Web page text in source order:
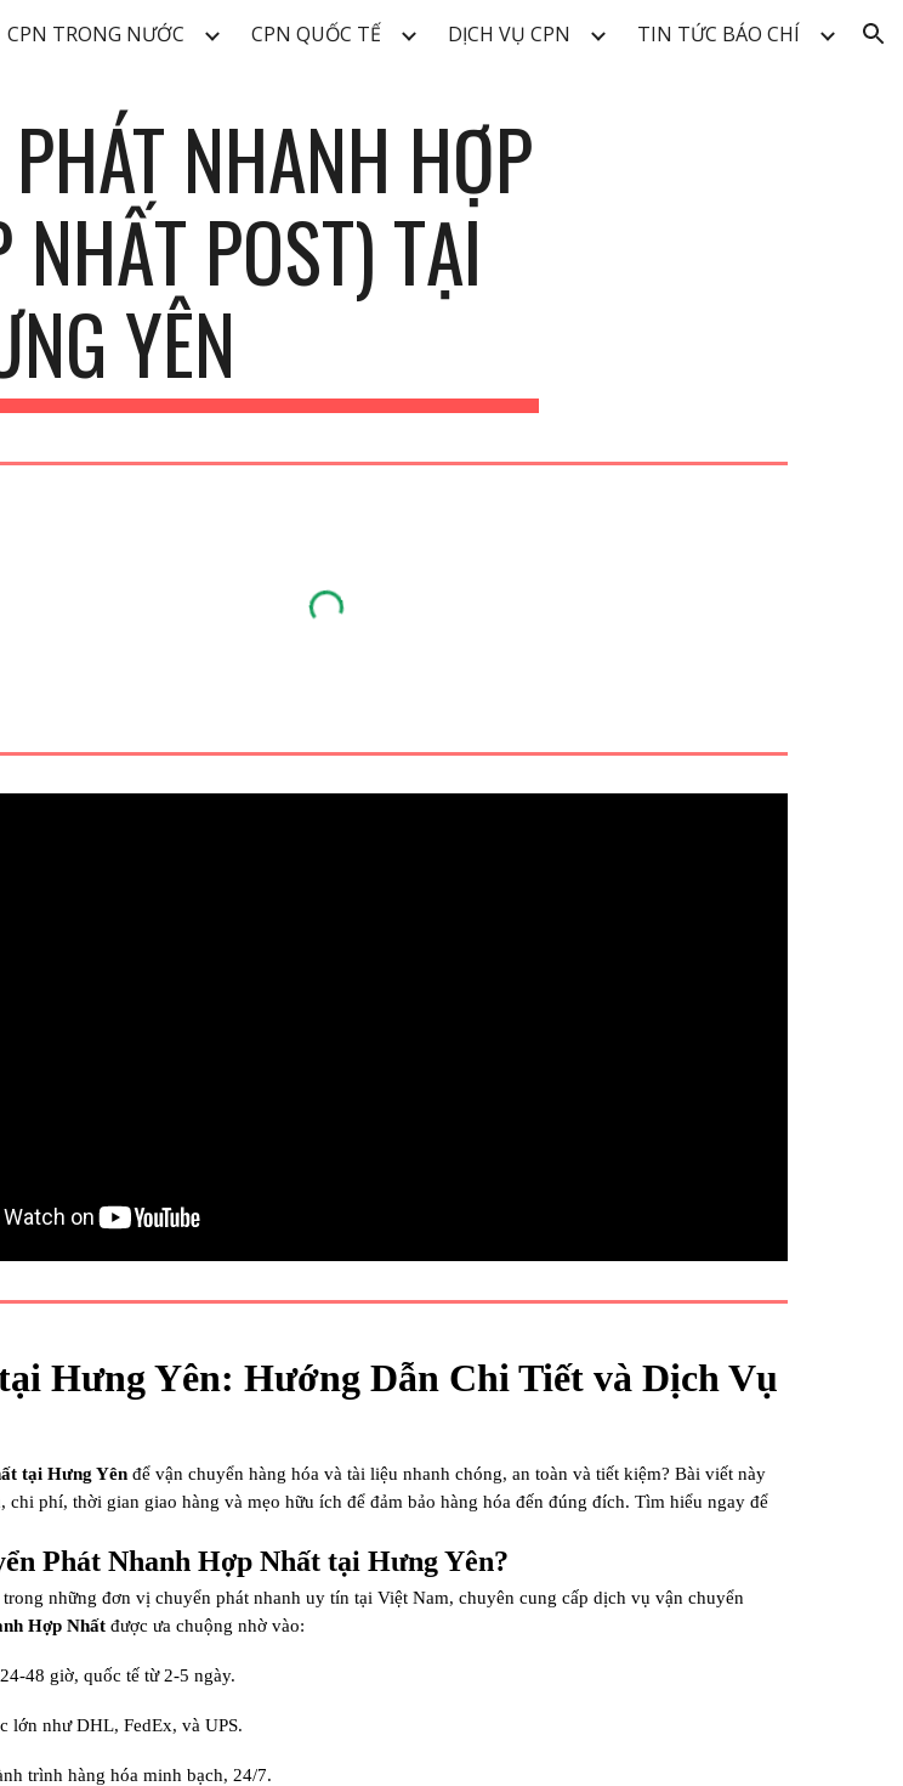
Skip to navigation
CPN TRONG NƯỚC CPN QUỐC TẾ DỊCH VỤ CPN TIN TỨC BÁO CHÍ
NHANH HỢP
POST) TẠI
YÊN
Hưng Yên: Hướng Dẫn Chi Tiết và Dịch Vụ
tại Hưng Yênđể vận chuyển hàng hóa và tài liệu nhanh chóng, an toàn và tiết kiệm? Bài viết này
phí, thời gian giao hàng và mẹo hữu ích để đảm bảo hàng hóa đến đúng đích. Tìm hiểu ngay để
Phát Nhanh Hợp Nhất tại Hưng Yên?
những đơn vị chuyển phát nhanh uy tín tại Việt Nam, chuyên cung cấp dịch vụ vận chuyển
Hợp Nhấtđược ưa chuộng nhờ vào:
48 giờ, quốc tế từ 2-5 ngày.
lớn như DHL, FedEx, và UPS.
trình hàng hóa minh bạch, 24/7.